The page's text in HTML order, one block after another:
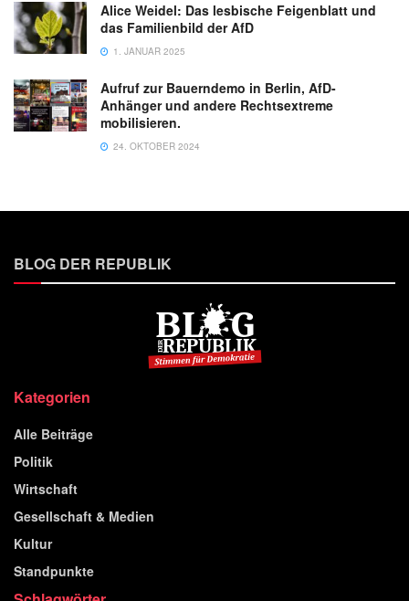
Alice Weidel: Das lesbische Feigenblatt und
das Familienbild der AfD
1. JANUAR 2025
Aufruf zur Bauerndemo in Berlin, AfD-
Anhänger und andere Rechtsextreme
mobilisieren.
24. OKTOBER 2024
BLOG DER REPUBLIK
Kategorien
Alle Beiträge
Politik
Wirtschaft
Gesellschaft & Medien
Kultur
Standpunkte